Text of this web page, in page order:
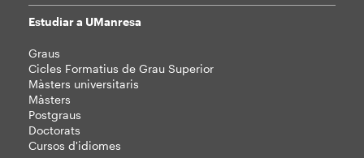
Mapa
web
Estudiar a UManresa
Graus
Cicles Formatius de Grau Superior
Màsters universitaris
Màsters
Postgraus
Doctorats
Cursos d'idiomes